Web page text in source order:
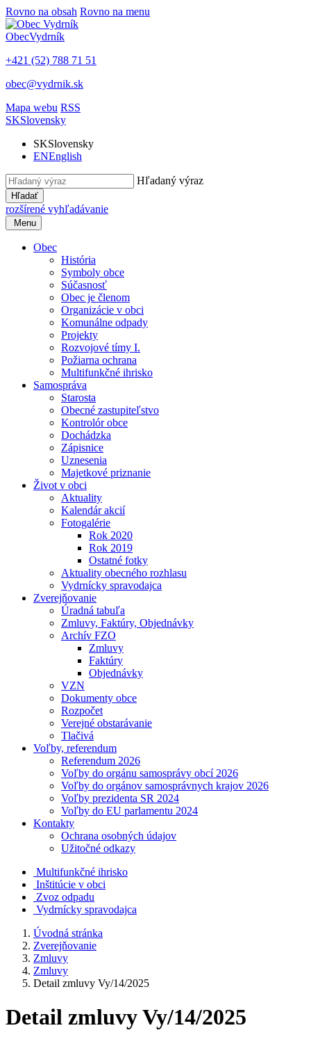
Rovno na obsah Rovno na menu
ObecVydrník
+421 (52) 788 71 51
obec@vydrnik.sk
Mapa webu RSS
SKSlovensky
SKSlovensky
ENEnglish
Hľadaný výraz
Hľadať
rozšírené vyhľadávanie
Menu
Obec
História
Symboly obce
Súčasnosť
Obec je členom
Organizácie v obci
Komunálne odpady
Projekty
Rozvojové tímy I.
Požiarna ochrana
Multifunkčné ihrisko
Samospráva
Starosta
Obecné zastupiteľstvo
Kontrolór obce
Dochádzka
Zápisnice
Uznesenia
Majetkové priznanie
Život v obci
Aktuality
Kalendár akcií
Fotogalérie
Rok 2020
Rok 2019
Ostatné fotky
Aktuality obecného rozhlasu
Vydrnícky spravodajca
Zverejňovanie
Úradná tabuľa
Zmluvy, Faktúry, Objednávky
Archív FZO
Zmluvy
Faktúry
Objednávky
VZN
Dokumenty obce
Rozpočet
Verejné obstarávanie
Tlačivá
Voľby, referendum
Referendum 2026
Voľby do orgánu samosprávy obcí 2026
Voľby do orgánov samosprávnych krajov 2026
Voľby prezidenta SR 2024
Voľby do EU parlamentu 2024
Kontakty
Ochrana osobných údajov
Užitočné odkazy
Multifunkčné ihrisko
Inštitúcie v obci
Zvoz odpadu
Vydrnícky spravodajca
Úvodná stránka
Zverejňovanie
Zmluvy
Zmluvy
Detail zmluvy Vy/14/2025
Detail zmluvy Vy/14/2025